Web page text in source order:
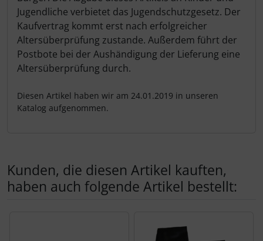
Jugendliche verbietet das Jugendschutzgesetz. Der
Kaufvertrag kommt erst nach erfolgreicher
Altersüberprüfung zustande. Außerdem führt der
Postbote bei der Aushändigung der Lieferung eine
Altersüberprüfung durch.
Diesen Artikel haben wir am 24.01.2019 in unseren
Katalog aufgenommen.
Kunden, die diesen Artikel kauften,
haben auch folgende Artikel bestellt: